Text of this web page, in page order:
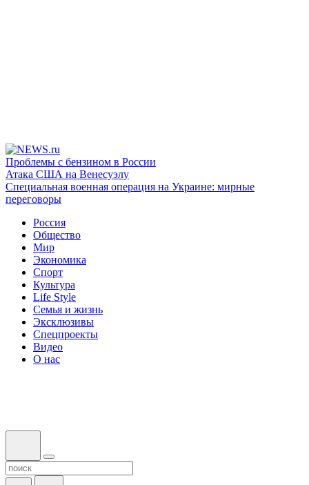
Проблемы с бензином в России
Атака США на Венесуэлу
Специальная военная операция на Украине: мирные
переговоры
Россия
Общество
Мир
Экономика
Спорт
Культура
Life Style
Семья и жизнь
Эксклюзивы
Спецпроекты
Видео
О нас